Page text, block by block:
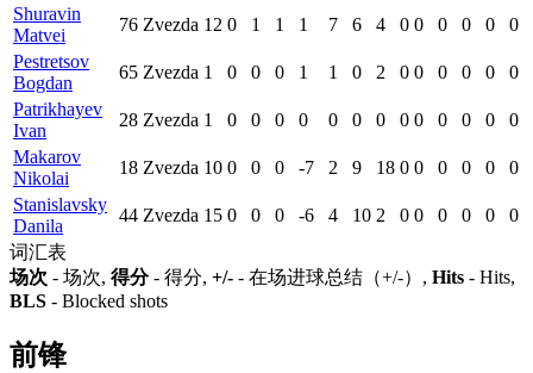
Shuravin
Matvei
76 Zvezda 12 0 1 1 1 7 6 4 0 0 0 0 0
0
Pestretsov
Bogdan
65 Zvezda 1 0 0 0 1 1 0 2 0 0 0 0 0
0
Patrikhayev
Ivan
28 Zvezda 1 0 0 0 0 0 0 0 0 0 0 0 0
0
Makarov
Nikolai
18 Zvezda 10 0 0 0 -7 2 9 18 0 0 0 0 0
0
Stanislavsky
Danila
44 Zvezda 15 0 0 0 -6 4 10 2 0 0 0 0 0
0
词汇表
场次 - 场次, 得分- 得分, +/- - 在场进球总结（+/-）, Hits - Hits,
BLS - Blocked shots
前锋